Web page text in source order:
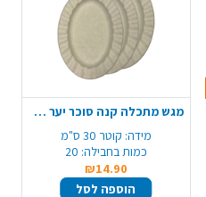
מגש מתכלה קנה סוכר יער 10 יח' - חום טבעי
מידה: קוטר 30 ס"מ
כמות בחבילה: 20
₪14.90
הוספה לסל